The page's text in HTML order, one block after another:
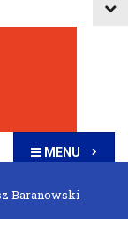
MENU
Baranowski